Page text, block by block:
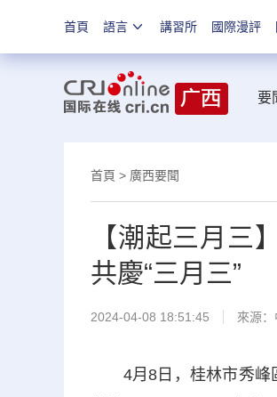
首頁 語言 講習所 國際漫評
要
首頁 > 廣西要聞
【潮起三月三
共慶“三月三”
2024-04-08 18:51:45 來源
4月8日，桂林市秀峰區